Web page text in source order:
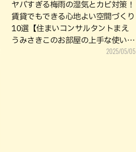
ヤバすぎる梅雨の湿気とカビ対策！
賃貸でもできる心地よい空間づくり
10選【住まいコンサルタントまえ
うみさきこのお部屋の上手な使いか
2025/05/05